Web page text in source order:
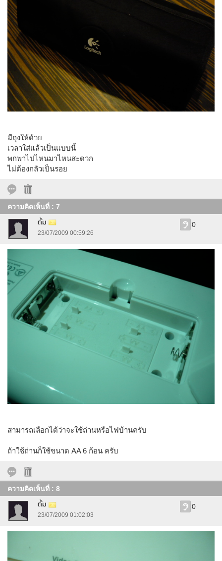
มีถุงให้ด้วย
เวลาใส่แล้วเป็นแบบนี้
พกพาไปไหนมาไหนสะดวก
ไม่ต้องกลัวเป็นรอย
ความคิดเห็นที่ : 7
ตั้ม
23/07/2009 00:59:26
0
สามารถเลือกได้ว่าจะใช้ถ่านหรือไฟบ้านครับ
ถ้าใช้ถ่านก็ใช้ขนาด AA 6 ก้อน ครับ
ความคิดเห็นที่ : 8
ตั้ม
23/07/2009 01:02:03
0